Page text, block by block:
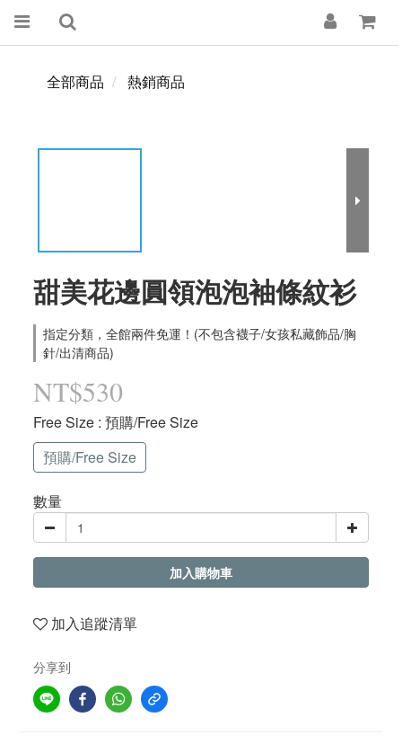
全部商品 熱銷商品
甜美花邊圓領泡泡袖條紋衫
指定分類，全館兩件免運！(不包含襪子/女孩私藏飾品/胸
針/出清商品)
NT$530
Free Size : 預購/Free Size
預購/Free Size
數量
加入購物車
加入追蹤清單
分享到